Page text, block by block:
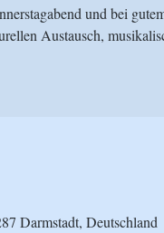
und bei
Austausch,
Darmstadt, Deutschland